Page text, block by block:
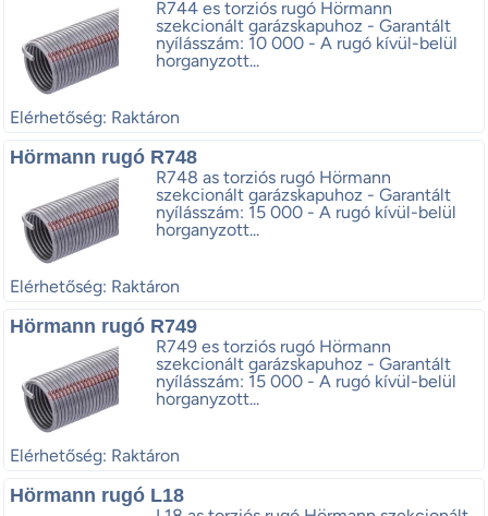
R744 es torziós rugó Hörmann
szekcionált garázskapuhoz - Garantált
nyílásszám: 10 000 - A rugó kívül-belül
horganyzott...
Elérhetőség: Raktáron
Hörmann rugó R748
R748 as torziós rugó Hörmann
szekcionált garázskapuhoz - Garantált
nyílásszám: 15 000 - A rugó kívül-belül
horganyzott...
Elérhetőség: Raktáron
Hörmann rugó R749
R749 es torziós rugó Hörmann
szekcionált garázskapuhoz - Garantált
nyílásszám: 15 000 - A rugó kívül-belül
horganyzott...
Elérhetőség: Raktáron
Hörmann rugó L18